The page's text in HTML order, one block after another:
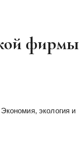
фирмы
экология и